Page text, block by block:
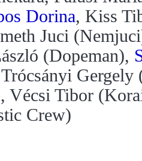
Dorina, Kiss
Juci
(Dopeman),
Gergely
Vécsi Tibor
Crew)